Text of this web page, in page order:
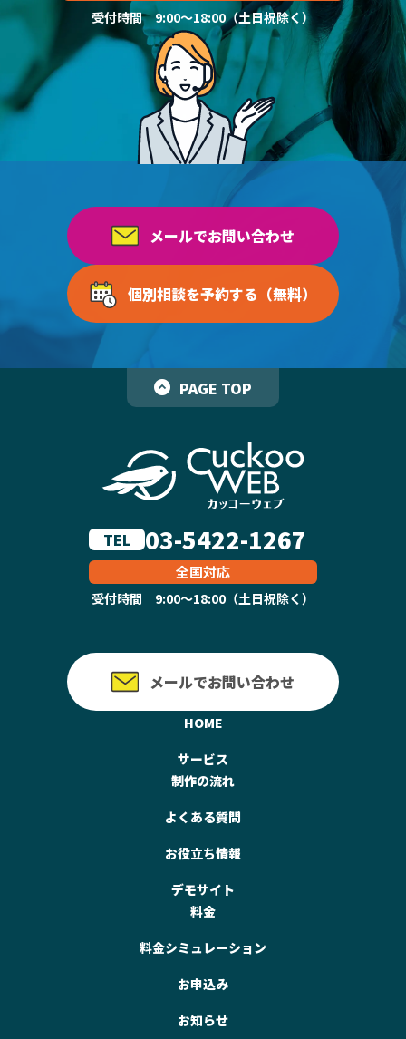
受付時間 9:00～18:00（土日祝除く）
メールでお問い合わせ
個別相談を予約する（無料）
PAGE TOP
TEL 03-5422-1267
全国対応
受付時間 9:00～18:00（土日祝除く）
メールでお問い合わせ
HOME
サービス
制作の流れ
よくある質問
お役立ち情報
デモサイト
料金
料金シミュレーション
お申込み
お知らせ